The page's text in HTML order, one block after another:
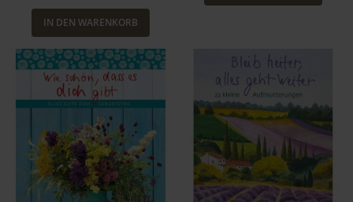
IN DEN WARENKORB